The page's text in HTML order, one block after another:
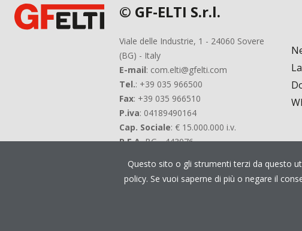
© GF-ELTI S.r.l.
Viale delle Industrie, 1 - 24060 Sovere
(BG) - Italy
E-mail: com.elti@gfelti.com
Tel.: +39 035 966500
Fax: +39 035 966510
P.iva: 04189490164
Cap. Sociale: € 15.000.000 i.v.
R.E.A.BG - 443076
Questo sito o gli strumenti terzi da questo
policy. Se vuoi saperne di più o negare il